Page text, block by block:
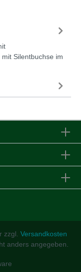
Silentbuchse im
zzgl. Versandkosten
anders angegeben.